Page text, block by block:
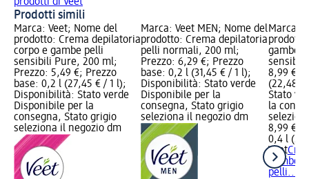
Prodotti simili
Marca: Veet; Nome del
prodotto: Crema depilatoria
corpo e gambe pelli
sensibili Pure, 200 ml;
Prezzo: 5,49 €; Prezzo
base: 0,2 l (27,45 € / 1 l);
Disponibilità: Stato verde
Disponibile per la
consegna, Stato grigio
seleziona il negozio dm
Marca: Veet MEN; Nome del
prodotto: Crema depilatoria
pelli normali, 200 ml;
Prezzo: 6,29 €; Prezzo
base: 0,2 l (31,45 € / 1 l);
Disponibilità: Stato verde
Disponibile per la
consegna, Stato grigio
seleziona il negozio dm
Marca:
gambe
8,99 €;
(22,48
Stato
la
8,99 €
0,4 l
Veet
gambe
pelli...,